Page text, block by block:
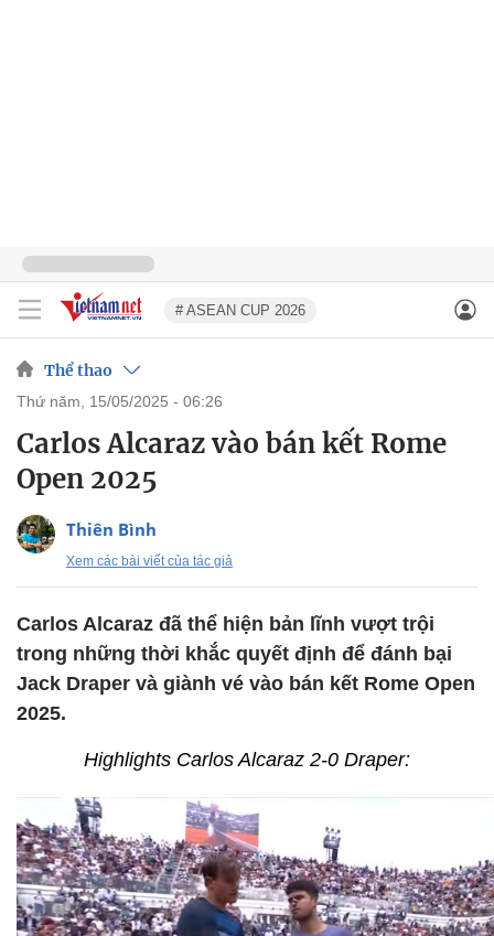
# ASEAN CUP 2026
Thể thao
thứ năm, 15/05/2025 - 06:26
Carlos Alcaraz vào bán kết Rome
Open 2025
Thiên Bình
Xem các bài viết của tác giả
Carlos Alcaraz đã thể hiện bản lĩnh vượt trội
trong những thời khắc quyết định để đánh bại
Jack Draper và giành vé vào bán kết Rome Open
2025.
Highlights Carlos Alcaraz 2-0 Draper: